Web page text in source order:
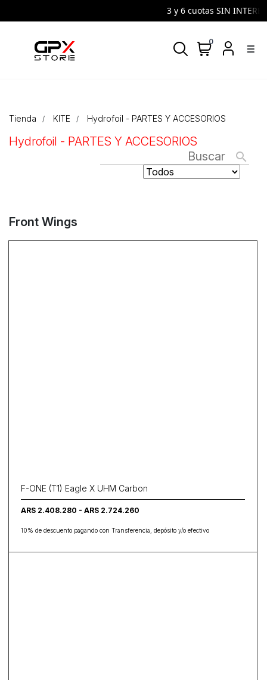
3 y 6 cuotas SIN INTERES | VISA
density_medium
0
Tienda KITE Hydrofoil - PARTES Y ACCESORIOS
Hydrofoil - PARTES Y ACCESORIOS
search
Front Wings
F-ONE (T1) Eagle X UHM Carbon
ARS 2.408.280 - ARS 2.724.260
10% de descuento pagando con Transferencia, depósito y/o efectivo